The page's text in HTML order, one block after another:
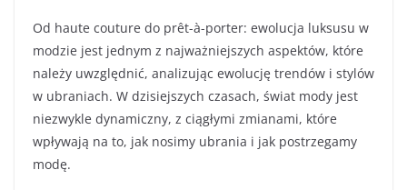
Od haute couture do prêt-à-porter: ewolucja luksusu w
modzie jest jednym z najważniejszych aspektów, które
należy uwzględnić, analizując ewolucję trendów i stylów
w ubraniach. W dzisiejszych czasach, świat mody jest
niezwykle dynamiczny, z ciągłymi zmianami, które
wpływają na to, jak nosimy ubrania i jak postrzegamy
modę.